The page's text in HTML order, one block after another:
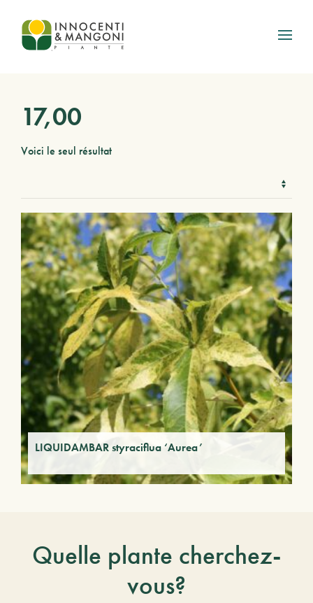
Skip to main content
17,00
Voici le seul résultat
LIQUIDAMBAR styraciflua ‘Aurea’
Quelle plante cherchez-
vous?